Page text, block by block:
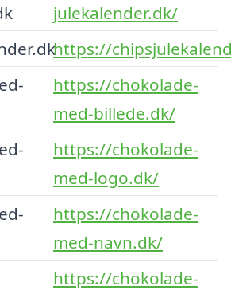
julekalender.dk/
https://
https://chokolade-
med-billede.dk/
https://chokolade-
med-logo.dk/
https://chokolade-
med-navn.dk/
https://chokolade-